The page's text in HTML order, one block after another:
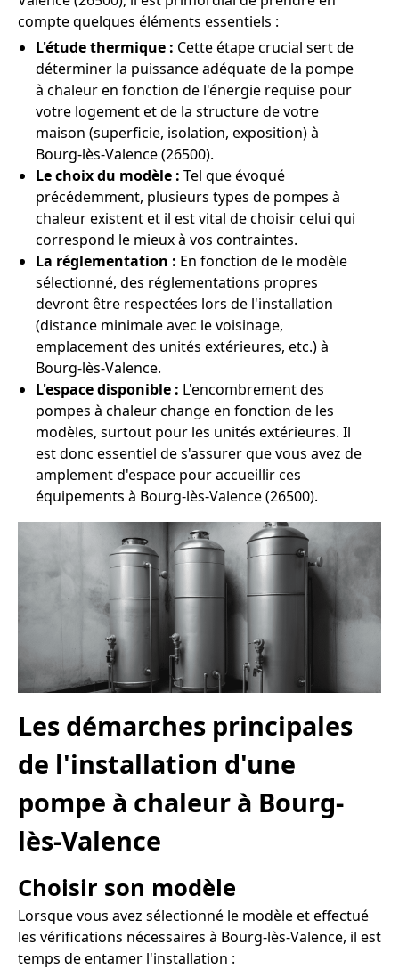
compte quelques éléments essentiels :
L'étude thermique : Cette étape crucial sert de
déterminer la puissance adéquate de la pompe
à chaleur en fonction de l'énergie requise pour
votre logement et de la structure de votre
maison (superficie, isolation, exposition) à
Bourg-lès-Valence (26500).
Le choix du modèle : Tel que évoqué
précédemment, plusieurs types de pompes à
chaleur existent et il est vital de choisir celui qui
correspond le mieux à vos contraintes.
La réglementation : En fonction de le modèle
sélectionné, des réglementations propres
devront être respectées lors de l'installation
(distance minimale avec le voisinage,
emplacement des unités extérieures, etc.) à
Bourg-lès-Valence.
L'espace disponible : L'encombrement des
pompes à chaleur change en fonction de les
modèles, surtout pour les unités extérieures. Il
est donc essentiel de s'assurer que vous avez de
amplement d'espace pour accueillir ces
équipements à Bourg-lès-Valence (26500).
Les démarches principales
de l'installation d'une
pompe à chaleur à Bourg-
lès-Valence
Choisir son modèle
Lorsque vous avez sélectionné le modèle et effectué
les vérifications nécessaires à Bourg-lès-Valence, il est
temps de entamer l'installation :